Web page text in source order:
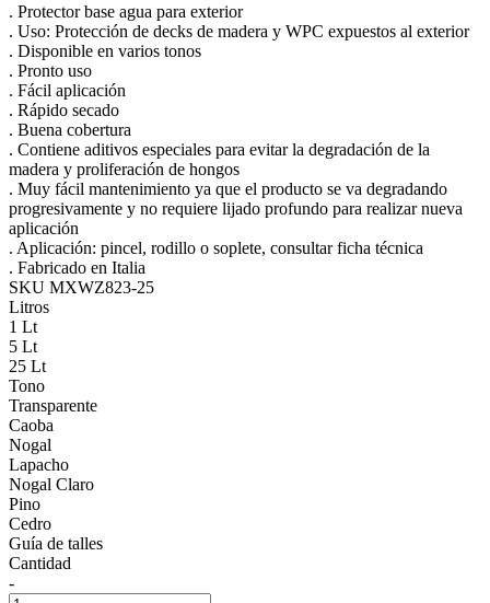
. Protector base agua para exterior
. Uso: Protección de decks de madera y WPC expuestos al exterior
. Disponible en varios tonos
. Pronto uso
. Fácil aplicación
. Rápido secado
. Buena cobertura
. Contiene aditivos especiales para evitar la degradación de la
madera y proliferación de hongos
. Muy fácil mantenimiento ya que el producto se va degradando
progresivamente y no requiere lijado profundo para realizar nueva
aplicación
. Aplicación: pincel, rodillo o soplete, consultar ficha técnica
. Fabricado en Italia
SKU MXWZ823-25
Litros
1 Lt
5 Lt
25 Lt
Tono
Transparente
Caoba
Nogal
Lapacho
Nogal Claro
Pino
Cedro
Guía de talles
Cantidad
-